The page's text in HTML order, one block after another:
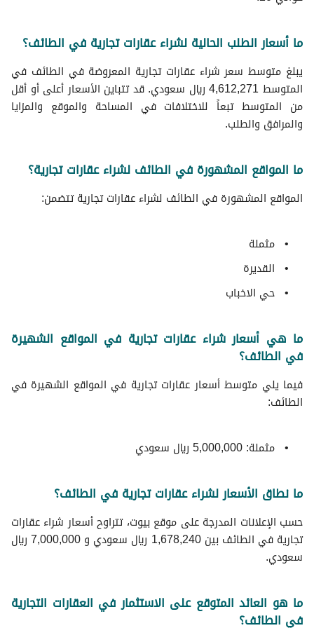
ما أسعار الطلب الحالية لشراء عقارات تجارية في الطائف؟
يبلغ متوسط سعر شراء عقارات تجارية المعروضة في الطائف في
المتوسط 4,612,271 ريال سعودي. قد تتباين الأسعار أعلى أو أقل
من المتوسط تبعاً للاختلافات في المساحة والموقع والمزايا
والمرافق والطلب.
ما المواقع المشهورة في الطائف لشراء عقارات تجارية؟
المواقع المشهورة في الطائف لشراء عقارات تجارية تتضمن:
مثملة
القديرة
حي الاخباب
ما هي أسعار شراء عقارات تجارية في المواقع الشهيرة
في الطائف؟
فيما يلي متوسط ​​أسعار عقارات تجارية في المواقع الشهيرة في
الطائف:
مثملة: 5,000,000 ريال سعودي
ما نطاق الأسعار لشراء عقارات تجارية في الطائف؟
حسب الإعلانات المدرجة على موقع بيوت، تتراوح أسعار شراء عقارات
تجارية في الطائف بين 1,678,240 ريال سعودي و 7,000,000 ريال
سعودي.
ما هو العائد المتوقع على الاستثمار في العقارات التجارية
في الطائف؟